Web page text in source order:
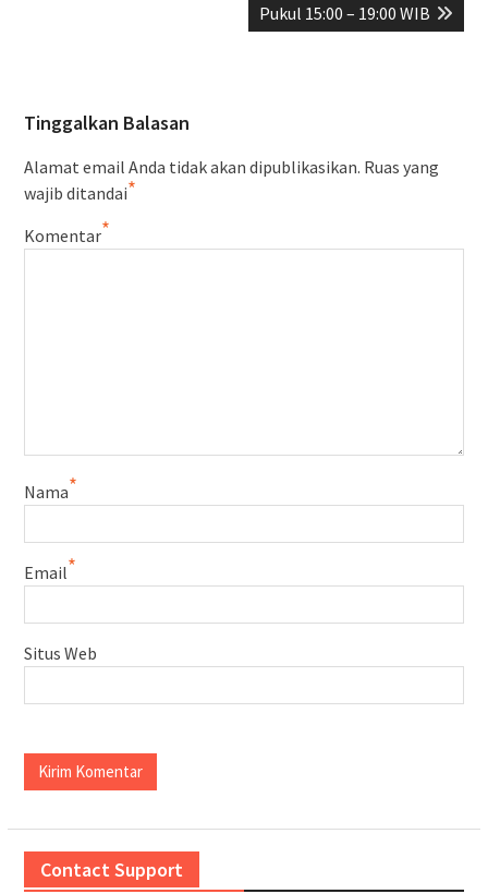
Pukul 15:00 – 19:00 WIB
Tinggalkan Balasan
Alamat email Anda tidak akan dipublikasikan. Ruas yang
wajib ditandai*
Komentar*
Nama*
Email*
Situs Web
Contact Support